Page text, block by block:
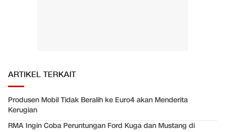
ARTIKEL TERKAIT
Produsen Mobil Tidak Beralih ke Euro4 akan Menderita
Kerugian
RMA Ingin Coba Peruntungan Ford Kuga dan Mustang di